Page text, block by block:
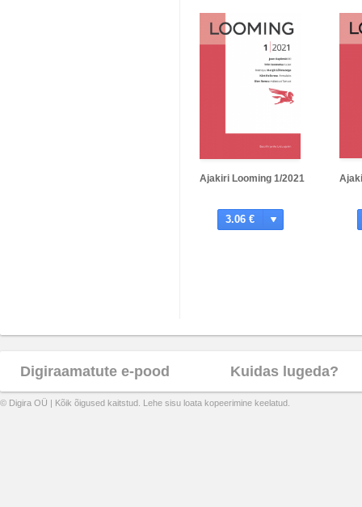
Ajakiri Looming 1/2021
3.06 €
Digiraamatute e-pood Kuidas lugeda?
© Digira OÜ | Kõik õigused kaitstud. Lehe sisu loata kopeerimine keelatud.